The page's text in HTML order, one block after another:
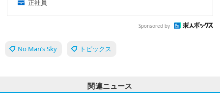
正社員
Sponsored by
No Man’s Sky トピックス
関連ニュース